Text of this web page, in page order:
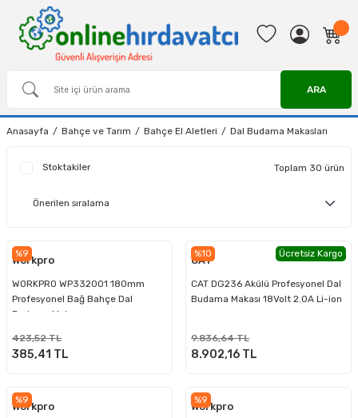
ARA
Anasayfa Bahçe ve Tarım Bahçe El Aletleri Dal Budama Makasları
Stoktakiler Toplam 30 ürün
%9
Workpro
WORKPRO WP332001 180mm
Profesyonel Bağ Bahçe Dal
Budama Makası
423,52 TL
385,41 TL
%10 Ücretsiz Kargo
CAT
CAT DG236 Akülü Profesyonel Dal
Budama Makası 18Volt 2.0A Li-ion
9.836,64 TL
8.902,16 TL
%9
Workpro
%9
Workpro